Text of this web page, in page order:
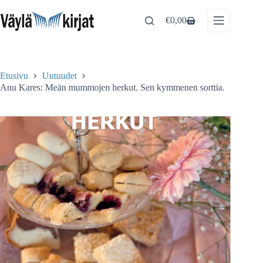
to
content
Shopping
€0,00
Etusivu
Uutuudet
Anu Kares: Meän mummojen herkut. Sen kymmenen sorttia.